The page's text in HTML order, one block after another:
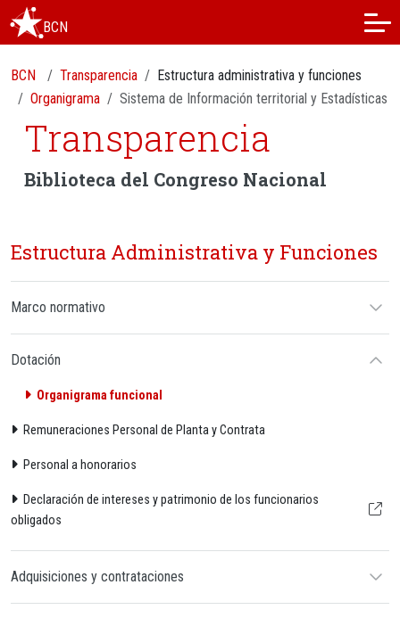
BCN
BCN Transparencia
Estructura administrativa y funciones
Organigrama
Sistema de Información territorial y Estadísticas
Transparencia
Biblioteca del Congreso Nacional
Estructura Administrativa y Funciones
Marco normativo
Dotación
Organigrama funcional
Remuneraciones Personal de Planta y Contrata
Personal a honorarios
Declaración de intereses y patrimonio de los funcionarios
obligados
Adquisiciones y contrataciones